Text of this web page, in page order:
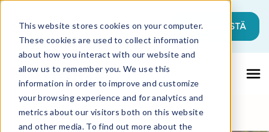
This website stores cookies on your computer.
These cookies are used to collect information
about how you interact with our website and
allow us to remember you. We use this
information in order to improve and customize
your browsing experience and for analytics and
metrics about our visitors both on this website
and other media. To find out more about the
Tämä on hakukenttä, johon on liitetty
Ehdotuksia ei ole, koska hakukenttä on
ALOITA TÄSTÄ